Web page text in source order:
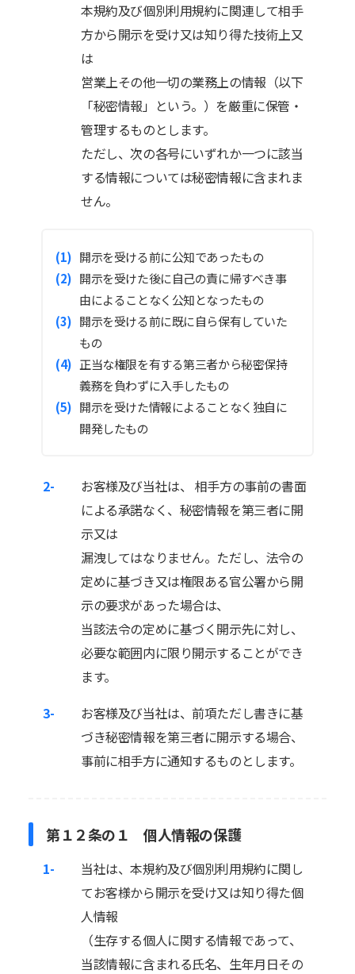
本規約及び個別利用規約に関連して相手
方から開示を受け又は知り得た技術上又
は
営業上その他一切の業務上の情報（以下
「秘密情報」という。）を厳重に保管・
管理するものとします。
ただし、次の各号にいずれか一つに該当
する情報については秘密情報に含まれま
せん。
開示を受ける前に公知であったもの
開示を受けた後に自己の責に帰すべき事
由によることなく公知となったもの
開示を受ける前に既に自ら保有していた
もの
正当な権限を有する第三者から秘密保持
義務を負わずに入手したもの
開示を受けた情報によることなく独自に
開発したもの
2-
お客様及び当社は、 相手方の事前の書面
による承諾なく、秘密情報を第三者に開
示又は
漏洩してはなりません。ただし、法令の
定めに基づき又は権限ある官公署から開
示の要求があった場合は、
当該法令の定めに基づく開示先に対し、
必要な範囲内に限り開示することができ
ます。
3-
お客様及び当社は、前項ただし書きに基
づき秘密情報を第三者に開示する場合、
事前に相手方に通知するものとします。
第１２条の１ 個人情報の保護
1-
当社は、本規約及び個別利用規約に関し
てお客様から開示を受け又は知り得た個
人情報
（生存する個人に関する情報であって、
当該情報に含まれる氏名、生年月日その